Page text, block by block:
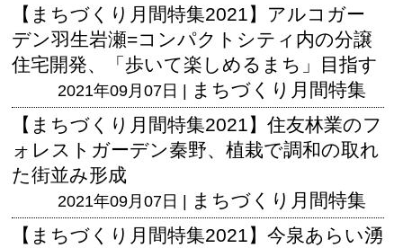
【まちづくり月間特集2021】アルコガー
デン羽生岩瀬=コンパクトシティ内の分譲
住宅開発、「歩いて楽しめるまち」目指す
2021年09月07日 | まちづくり月間特集
【まちづくり月間特集2021】住友林業のフ
ォレストガーデン秦野、植栽で調和の取れ
た街並み形成
2021年09月07日 | まちづくり月間特集
【まちづくり月間特集2021】今泉あらい湧